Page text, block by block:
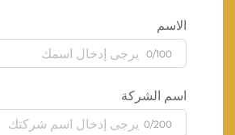
الاسم
0/100
اسم الشركة
0/200